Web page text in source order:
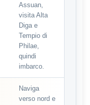
Assuan,
visita Alta
Diga e
Tempio di
Philae,
quindi
imbarco.
Naviga
verso nord e